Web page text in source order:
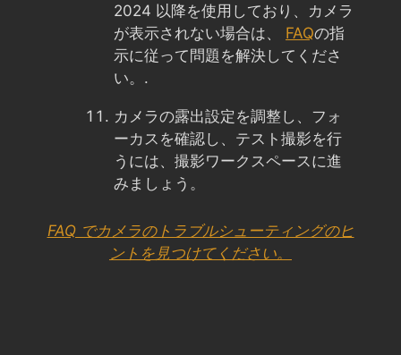
2024 以降を使用しており、カメラ
が表示されない場合は、 FAQの指
示に従って問題を解決してくださ
い。.
カメラの露出設定を調整し、フォ
ーカスを確認し、テスト撮影を行
うには、撮影ワークスペースに進
みましょう。
FAQ でカメラのトラブルシューティングのヒ
ントを見つけてください。